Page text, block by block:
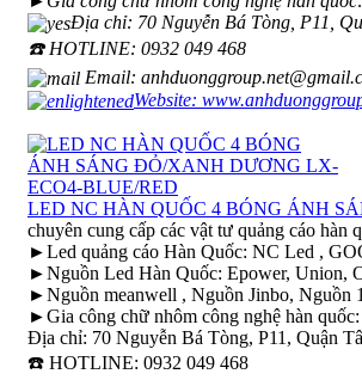
Địa chỉ: 70 Nguyễn Bá Tòng, P11,
☎️ HOTLINE: 0932 049 468
Email:
Website:
LED NC HÀN QUỐC 4 BÓNG ÁNH
chuyên cung cấp các vật tư quảng cáo hàn
►Led quảng cáo Hàn Quốc: NC Led ,
►Nguồn Led Hàn Quốc: Epower, Union,
►Nguồn meanwell , Nguồn Jinbo, Nguồn
►Gia công chữ nhôm công nghệ hàn
Địa chỉ: 70 Nguyễn Bá Tòng, P11, Quận
☎️ HOTLINE: 0932 049 468